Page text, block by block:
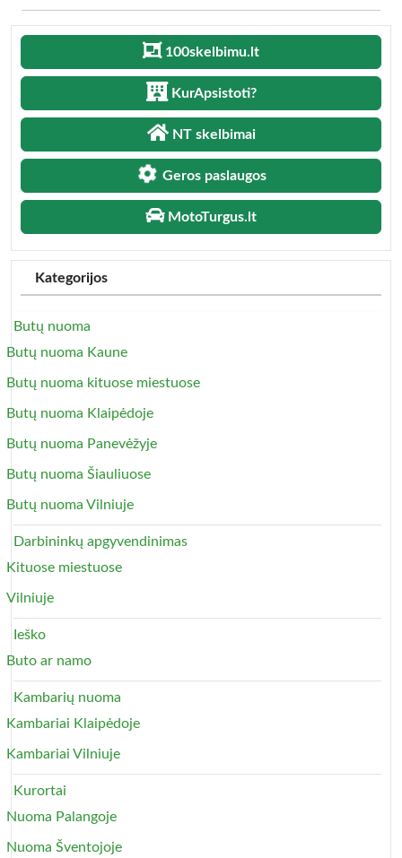
100skelbimu.lt
KurApsistoti?
NT skelbimai
Geros paslaugos
MotoTurgus.lt
Kategorijos
Butų nuoma
Butų nuoma Kaune
Butų nuoma kituose miestuose
Butų nuoma Klaipėdoje
Butų nuoma Panevėžyje
Butų nuoma Šiauliuose
Butų nuoma Vilniuje
Darbininkų apgyvendinimas
Kituose miestuose
Vilniuje
Ieško
Buto ar namo
Kambarių nuoma
Kambariai Klaipėdoje
Kambariai Vilniuje
Kurortai
Nuoma Palangoje
Nuoma Šventojoje